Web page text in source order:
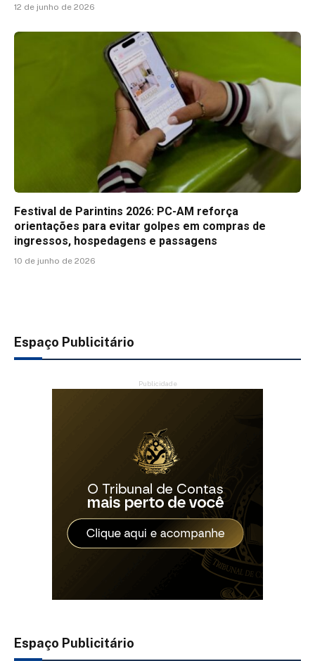
12 de junho de 2026
Festival de Parintins 2026: PC-AM reforça
orientações para evitar golpes em compras de
ingressos, hospedagens e passagens
10 de junho de 2026
Espaço Publicitário
Publicidade
Espaço Publicitário